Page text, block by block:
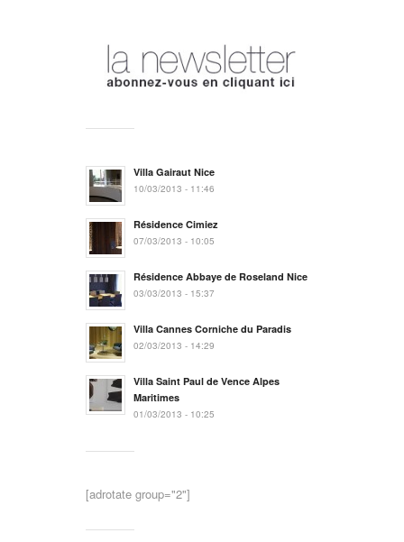
Villa Gairaut Nice
10/03/2013 - 11:46
Résidence Cimiez
07/03/2013 - 10:05
Résidence Abbaye de Roseland Nice
03/03/2013 - 15:37
Villa Cannes Corniche du Paradis
02/03/2013 - 14:29
Villa Saint Paul de Vence Alpes
Maritimes
01/03/2013 - 10:25
[adrotate group="2"]